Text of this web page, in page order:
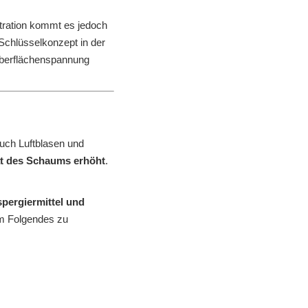
kommt es jedoch
in der
Luftblasen und
des Schaums erhöht.
und
Folgendes zu